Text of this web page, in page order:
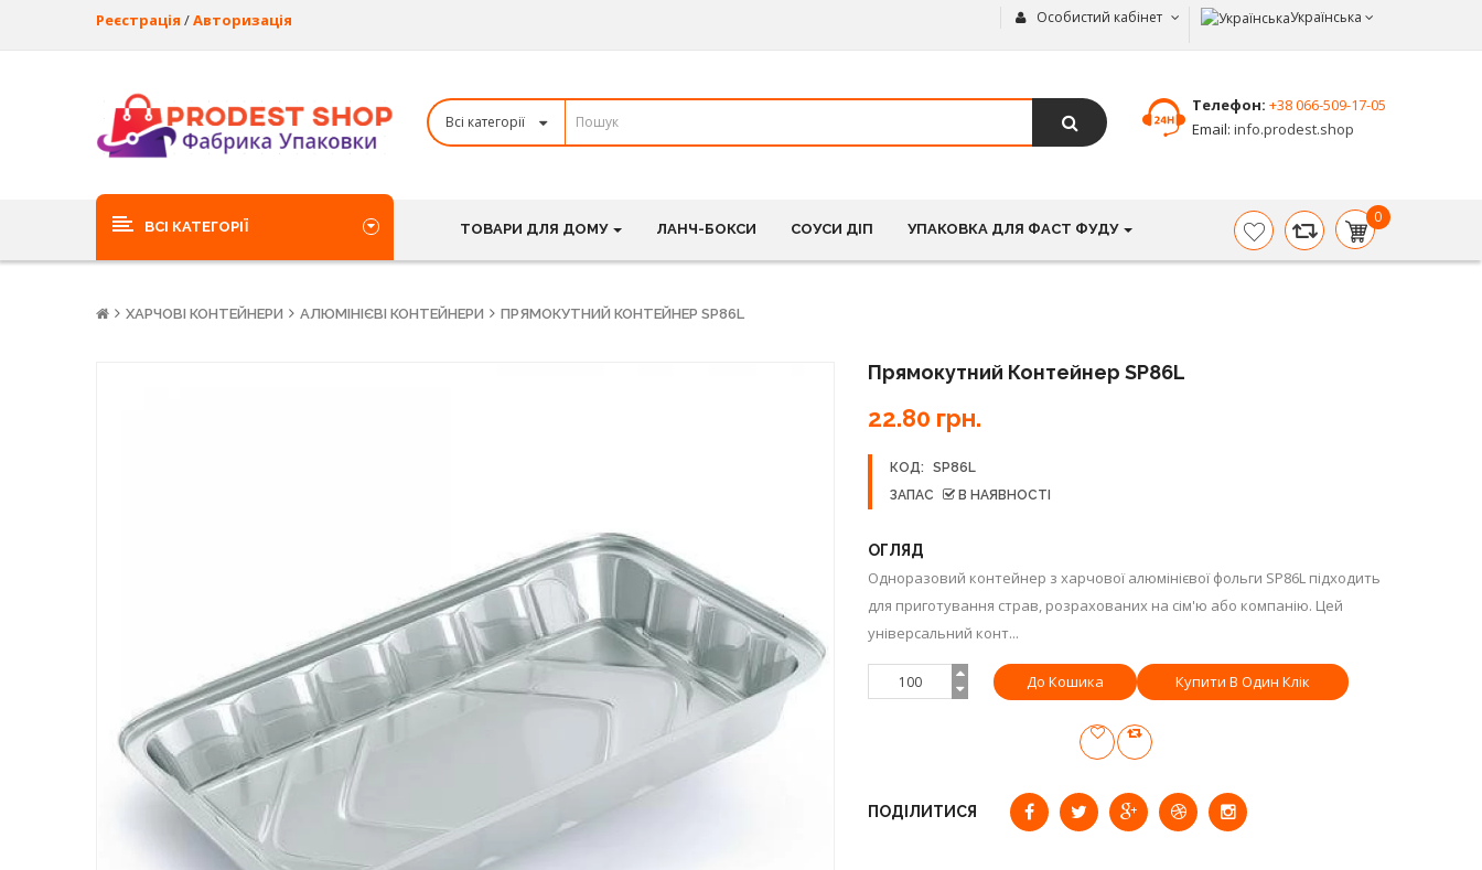
Реєстрація /Авторизація Особистий кабінет Українська
Телефон: +38 066-509-17-05
Email: info.prodest.shop
ВСІ КАТЕГОРІЇ ТОВАРИ ДЛЯ ДОМУ ЛАНЧ-БОКСИ СОУСИ ДІП УПАКОВКА ДЛЯ ФАСТ ФУДУ
0
item(s)
-
ХАРЧОВІ КОНТЕЙНЕРИ АЛЮМІНІЄВІ КОНТЕЙНЕРИ ПРЯМОКУТНИЙ КОНТЕЙНЕР SP86L
Прямокутний Контейнер SP86L
22.80 грн.
КОД:
SP86L
ЗАПАС
В НАЯВНОСТІ
ОГЛЯД
Одноразовий контейнер з харчової алюмінієвої фольги SP86L підходить
для приготування страв, розрахованих на сім'ю або компанію. Цей
універсальний конт...
Купити В Один Клік
ПОДІЛИТИСЯ